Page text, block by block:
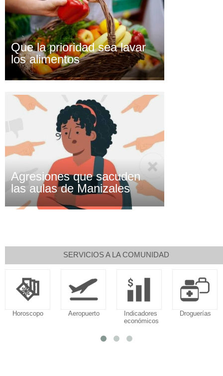
Que la prioridad sea lavar
los alimentos
Agresiones que sacuden
las aulas de Manizales
SERVICIOS A LA COMUNIDAD
Aeropuerto
Indicadores
Droguerías Notarías